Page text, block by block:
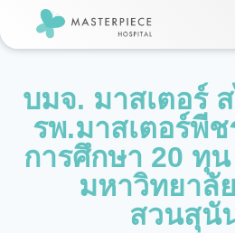
บมจ. มาสเตอร์
รพ.มาสเตอร์พี
การศึกษา 20 ทุ
มหาวิทยาลั
สวนสุนั